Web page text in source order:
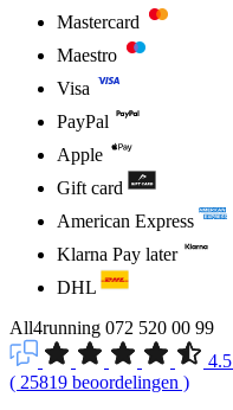
Mastercard
Maestro
Visa
PayPal
Apple
Gift card
American Express
Klarna Pay later
DHL
All4running 072 520 00 99
4.5
( 25819 beoordelingen )